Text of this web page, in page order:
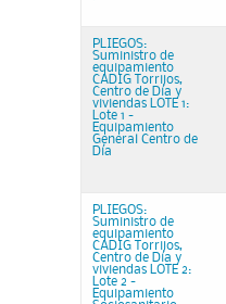
PLIEGOS:
Suministro de
equipamiento
CADIG Torrijos,
Centro de Día y
viviendas LOTE 1:
Lote 1 -
Equipamiento
General Centro de
Día
PLIEGOS:
Suministro de
equipamiento
CADIG Torrijos,
Centro de Día y
viviendas LOTE 2:
Lote 2 -
Equipamiento